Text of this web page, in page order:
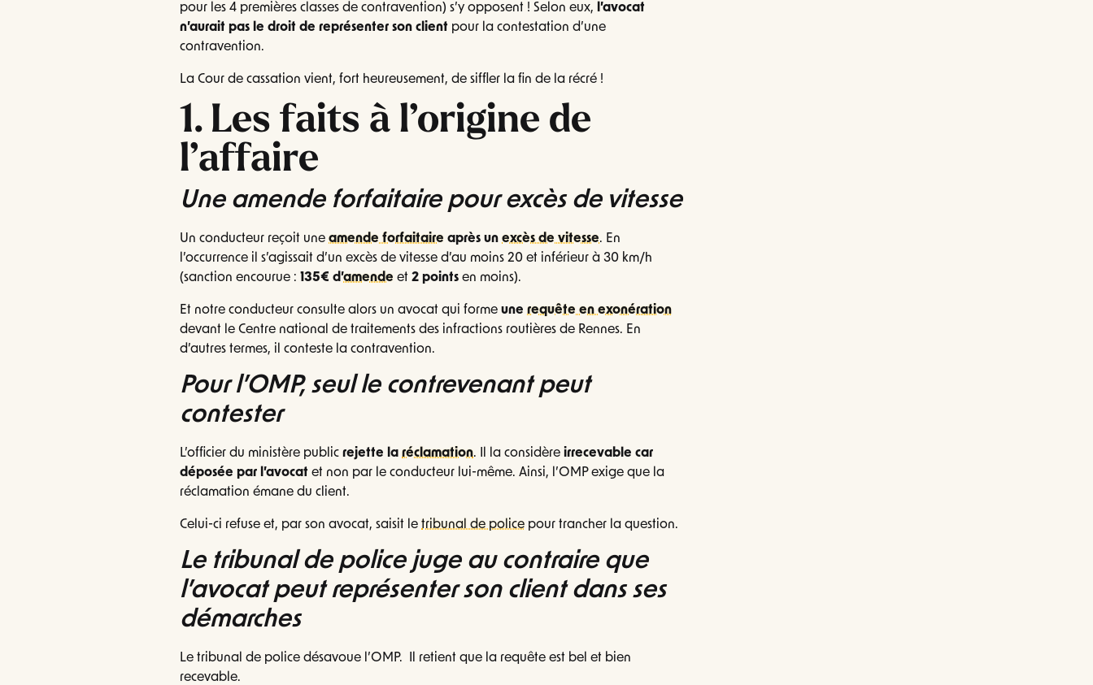
pour les 4 premières classes de contravention) s’y opposent ! Selon eux, l’avocat
n’aurait pas le droit de représenter son client pour la contestation d’une
contravention.
La Cour de cassation vient, fort heureusement, de siffler la fin de la récré !
1. Les faits à l’origine de
l’affaire
Une amende forfaitaire pour excès de vitesse
Un conducteur reçoit uneamende forfaitaire après unexcès de vitesse. En
l’occurrence il s’agissait d’un excès de vitesse d’au moins 20 et inférieur à 30 km/h
(sanction encourue :135€ d’amende et2 points en moins).
Et notre conducteur consulte alors un avocat qui formeunerequête en exonération
devant le Centre national de traitements des infractions routières de Rennes. En
d’autres termes, il conteste la contravention.
Pour l’OMP, seul le contrevenant peut
contester
L’officier du ministère publicrejette laréclamation. Il la considèreirrecevable car
déposée par l’avocat et non par le conducteur lui-même. Ainsi, l’OMP exige que la
réclamation émane du client.
Celui-ci refuse et, par son avocat, saisit letribunal de police pour trancher la question.
Le tribunal de police juge au contraire que
l’avocat peut représenter son client dans ses
démarches
Le tribunal de police désavoue l’OMP. Il retient que la requête est bel et bien
recevable.